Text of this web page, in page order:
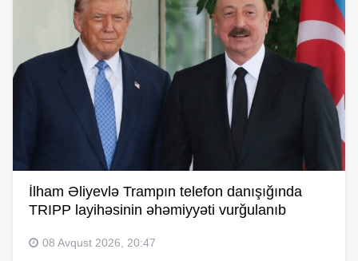
İlham Əliyevlə Trampın telefon danışığında
TRIPP layihəsinin əhəmiyyəti vurğulanıb
08 Avqust 2026, 20:47